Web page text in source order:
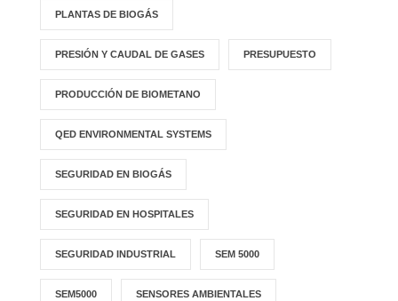
PLANTAS DE BIOGÁS
PRESIÓN Y CAUDAL DE GASES PRESUPUESTO
PRODUCCIÓN DE BIOMETANO
QED ENVIRONMENTAL SYSTEMS
SEGURIDAD EN BIOGÁS
SEGURIDAD EN HOSPITALES
SEGURIDAD INDUSTRIAL SEM 5000
SEM5000 SENSORES AMBIENTALES